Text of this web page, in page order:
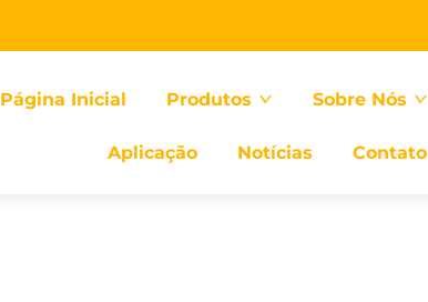
Página Inicial Produtos Sobre Nós
Aplicação Notícias Contato